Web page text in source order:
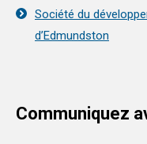
Société du
d’Edmundston
Communiquez